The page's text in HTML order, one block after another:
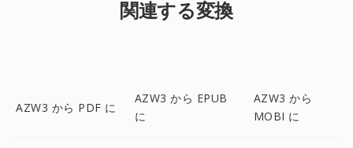
関連する変換
AZW3 から PDF に
AZW3 から EPUB
に
AZW3 から
MOBI に